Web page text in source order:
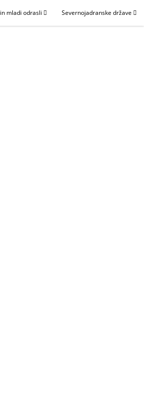
mladi odrasli Severnojadranske države